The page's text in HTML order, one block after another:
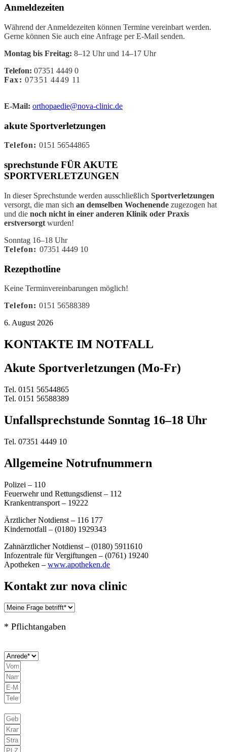
Anmeldezeiten
Während der Anmeldezeiten können Termine vereinbart werden.
Gerne können Sie auch eine Anfrage per E-Mail senden.
Montag bis Freitag: 8–12 Uhr und 14–17 Uhr
Telefon: 07351 4449 0
Fax: 07351 4449 11
E-Mail: orthopaedie@nova-clinic.de
akute Sportverletzungen
Telefon: 0151 56544865
sprechstunde FÜR AKUTE
SPORTVERLETZUNGEN
In dieser Sprechstunde werden ausschließlich Sportverletzungen
versorgt, die man sich an demselben Wochenende zugezogen hat
und die noch nicht in einer anderen Klinik oder Praxis
erstversorgt wurden!
Sonntag 16–18 Uhr
Telefon: 07351 4449 10
Rezepthotline
Keine Terminvereinbarungen möglich!
Telefon: 0151 56588389
6. August 2026
KONTAKTE IM NOTFALL
Akute Sportverletzungen (Mo-Fr)
Tel. 0151 56544865
Tel. 0151 56588389
Unfallsprechstunde Sonntag 16–18 Uhr
Tel. 07351 4449 10
Allgemeine Notrufnummern
Polizei – 110
Feuerwehr und Rettungsdienst – 112
Krankentransport – 19222
Ärztlicher Notdienst – 116 177
Kindernotfall – (0180) 1929343
Zahnärztlicher Notdienst – (0180) 5911610
Infozentrale für Vergiftungen – (0761) 19240
Apotheken – www.apotheken.de
Kontakt zur nova clinic
* Pflichtangaben